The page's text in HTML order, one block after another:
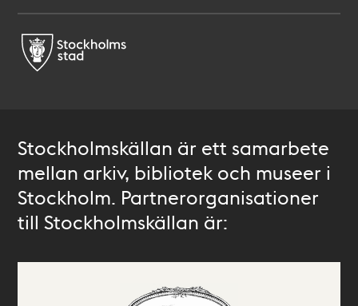
Stockholmskällan är ett samarbete
mellan arkiv, bibliotek och museer i
Stockholm. Partnerorganisationer
till Stockholmskällan är: